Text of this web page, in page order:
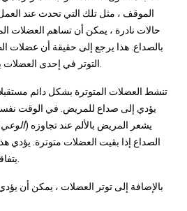
الموقف ، مثل تلك التي تحدث عند
حالات نادرة ، يمكن أن تساهم العضلات
بالصداع. هذا يرجع إلى حقيقة أن عضلات
تنشط العضلات المتوترة بشكل دائم
يؤدي إلى صداع للمريض. في الوقت
يشعر المريض بالألم عند تجاوزه (
الصداع إذا بقيت العضلات متوترة. يؤدي
بالإضافة إلى توتر العضلات ، يمكن أن